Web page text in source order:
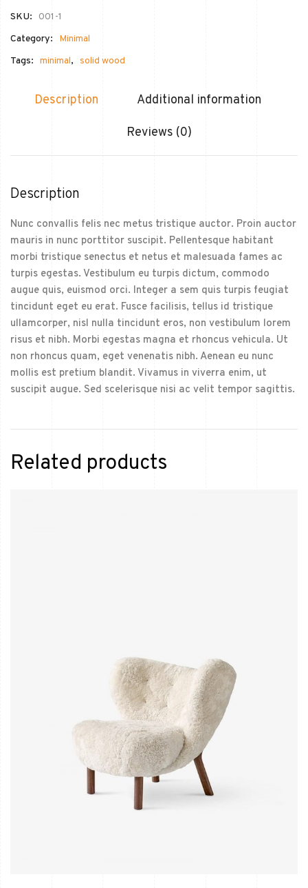
SKU:
001-1
Category:
Minimal
Tags: minimal, solid wood
Description Additional information
Reviews (0)
Description
Nunc convallis felis nec metus tristique auctor. Proin auctor
mauris in nunc porttitor suscipit. Pellentesque habitant
morbi tristique senectus et netus et malesuada fames ac
turpis egestas. Vestibulum eu turpis dictum, commodo
augue quis, euismod orci. Integer a sem quis turpis feugiat
tincidunt eget eu erat. Fusce facilisis, tellus id tristique
ullamcorper, nisl nulla tincidunt eros, non vestibulum lorem
risus et nibh. Morbi egestas magna et rhoncus vehicula. Ut
non rhoncus quam, eget venenatis nibh. Aenean eu nunc
mollis est pretium blandit. Vivamus in viverra enim, ut
suscipit augue. Sed scelerisque nisi ac velit tempor sagittis.
Related products